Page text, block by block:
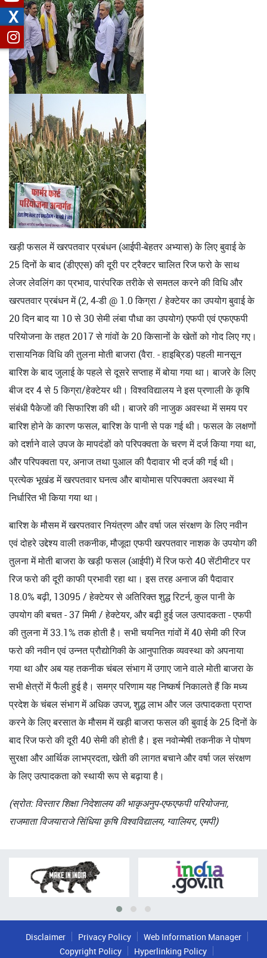
खड़ी फसल में खरपतवार प्रबंधन (आईपी-बेहतर अभ्यास) के लिए बुवाई के
25 दिनों के बाद (डीएएस) की दूरी पर ट्रैक्टर चालित रिज फरो के साथ
लेजर लेवलिंग का प्रभाव, पारंपरिक तरीके से समतल करने की विधि और
खरपतवार प्रबंधन में (2, 4-डी @ 1.0 किग्रा / हेक्टेयर का उपयोग बुवाई के
20 दिन बाद या 10 से 30 सेमी लंबा पौधा का उपयोग) एफपी एवं एफएफपी
परियोजना के तहत 2017 से गांवों के 20 किसानों के खेतों को गोद लिए गए।
रासायनिक विधि की तुलना मोती बाजरा (वैरा. - हाइब्रिड) पहली मानसून
बारिश के बाद जुलाई के पहले से दूसरे सप्ताह में बोया गया था। बाजरे के लिए
बीज दर 4 से 5 किग्रा/हेक्टेयर थी। विश्वविद्यालय ने इस प्रणाली के कृषि
संबंधी पैकेजों की सिफारिश की थी। बाजरे की नाजुक अवस्था में समय पर
बारिश होने के कारण फसल, बारिश के पानी से पक गई थी। फसल के लक्षणों
को दर्शाने वाले उपज के मापदंडों को परिपक्वता के चरण में दर्ज किया गया था,
और परिपक्वता पर, अनाज तथा पुआल की पैदावार भी दर्ज की गई थी।
प्रत्येक भूखंड में खरपतवार घनत्व और बायोमास परिपक्वता अवस्था में
निर्धारित भी किया गया था।
बारिश के मौसम में खरपतवार नियंत्रण और वर्षा जल संरक्षण के लिए नवीन
एवं दोहरे उद्देश्य वाली तकनीक, मौजूदा एफपी खरपतवार नाशक के उपयोग की
तुलना में मोती बाजरा के खड़ी फसल (आईपी) में रिज फरो 40 सेंटीमीटर पर
रिज फरो की दूरी काफी प्रभावी रहा था। इस तरह अनाज की पैदावार
18.0% बढ़ी, 13095 / हेक्टेयर से अतिरिक्त शुद्ध रिटर्न, कुल पानी के
उपयोग की बचत - 37 मिमी / हेक्टेयर, और बढ़ी हुई जल उत्पादकता - एफपी
की तुलना में 33.1% तक होती है। सभी चयनित गांवों में 40 सेमी की रिज
फरो की नवीन एवं उन्नत प्रौद्योगिकी के आनुपातिक व्यवस्था को अपनाया
गया था और अब यह तकनीक चंबल संभाग में उगाए जाने वाले मोती बाजरा के
सभी क्षेत्रों में फैली हुई है। समग्र परिणाम यह निष्कर्ष निकालते हैं कि मध्य
प्रदेश के चंबल संभाग में अधिक उपज, शुद्ध लाभ और जल उत्पादकता प्राप्त
करने के लिए बरसात के मौसम में खड़ी बाजरा फसल की बुवाई के 25 दिनों के
बाद रिज फरो की दूरी 40 सेमी की होती है। इस नवोन्मेषी तकनीक ने पोषण
सुरक्षा और आर्थिक लाभप्रदता, खेती की लागत बचाने और वर्षा जल संरक्षण
के लिए उत्पादकता को स्थायी रूप से बढ़ाया है।
(स्रोत: विस्तार शिक्षा निदेशालय की भाकृअनुप-एफएफपी परियोजना,
राजमाता विजयाराजे सिंधिया कृषि विश्वविद्यालय, ग्वालियर, एमपी)
Disclaimer Privacy Policy
Web Information Manager
Copyright Policy
Hyperlinking Policy
X